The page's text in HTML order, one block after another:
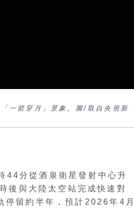
一箭穿月」景象。圖/取自央視新
44分從酒泉衛星發射中心升
後與大陸太空站完成快速對
停留約半年，預計2026年4月